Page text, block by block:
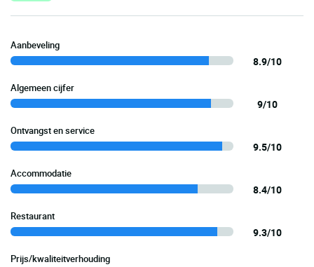
Aanbeveling
8.9/10
Algemeen cijfer
9/10
Ontvangst en service
9.5/10
Accommodatie
8.4/10
Restaurant
9.3/10
Prijs/kwaliteitverhouding